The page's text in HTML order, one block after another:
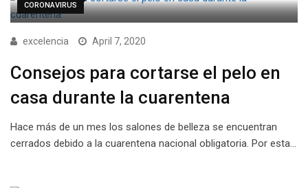
CORONAVIRUS
excelencia April 7, 2020
Consejos para cortarse el pelo en
casa durante la cuarentena
Hace más de un mes los salones de belleza se encuentran
cerrados debido a la cuarentena nacional obligatoria. Por esta…